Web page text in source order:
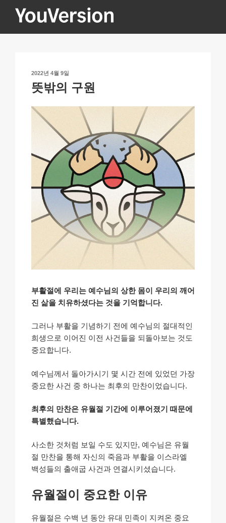
YOUVERSION
작
성
일
2022년 4월 9일
뜻밖의 구원
부활절에 우리는 예수님의 상한 몸이 우리의 깨어
진 삶을 치유하셨다는 것을 기억합니다.
그러나 부활을 기념하기 전에 예수님의 절대적인
희생으로 이어진 이전 사건들을 되돌아보는 것도
중요합니다.
예수님께서 돌아가시기 몇 시간 전에 있었던 가장
중요한 사건 중 하나는 최후의 만찬이었습니다.
최후의 만찬은 유월절 기간에 이루어졌기 때문에
특별했습니다.
사소한 것처럼 보일 수도 있지만, 예수님은 유월
절 만찬을 통해 자신의 죽음과 부활을 이스라엘
백성들의 출애굽 사건과 연결시키셨습니다.
유월절이 중요한 이유
유월절은 수백 년 동안 유대 민족이 지켜온 중요